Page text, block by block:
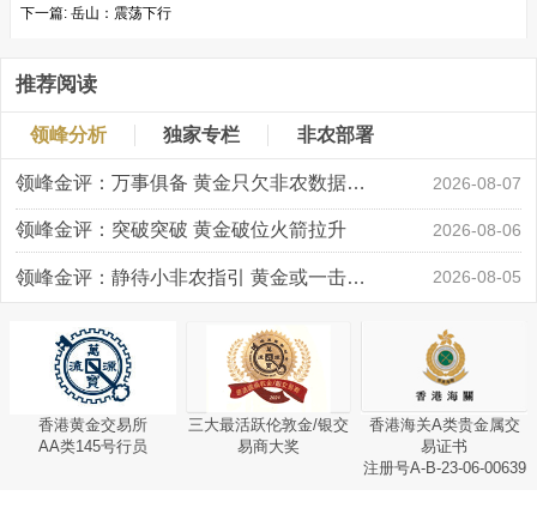
下一篇: 岳山：震荡下行
推荐阅读
领峰分析 独家专栏 非农部署
领峰金评：万事俱备 黄金只欠非农数据“东风” 2026-08-07
领峰金评：突破突破 黄金破位火箭拉升 2026-08-06
领峰金评：静待小非农指引 黄金或一击破局 2026-08-05
香港黄金交易所
AA类145号行员
三大最活跃伦敦金/银交
易商大奖
香港海关A类贵金属交
易证书
注册号A-B-23-06-00639